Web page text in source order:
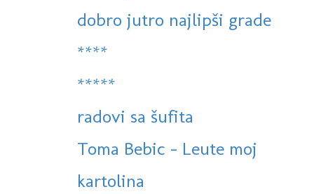
dobro jutro najlipši grade
****
*****
radovi sa šufita
Toma Bebic - Leute moj
kartolina